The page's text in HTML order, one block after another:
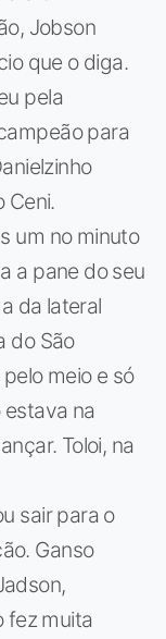
Jobson
que o diga.
pela
para
Ceni.
um no minuto
a pane do seu
da lateral
do São
meio e só
estava na
Toloi, na
sair para o
Ganso
fez muita